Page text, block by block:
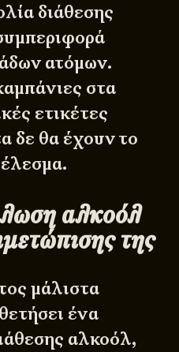
διάθεσης
ατόμων.
στα
ετικέτες
δε θα έχουν το
αλκοόλ
της
μάλιστα
ένα
αλκοόλ,